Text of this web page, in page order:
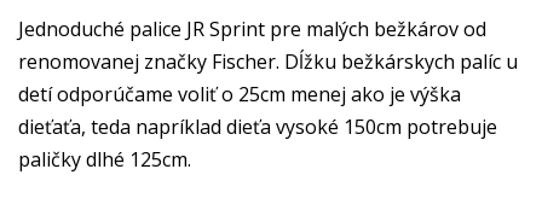
Jednoduché palice JR Sprint pre malých bežkárov od
renomovanej značky Fischer. Dĺžku bežkárskych palíc u
detí odporúčame voliť o 25cm menej ako je výška
dieťaťa, teda napríklad dieťa vysoké 150cm potrebuje
paličky dlhé 125cm.